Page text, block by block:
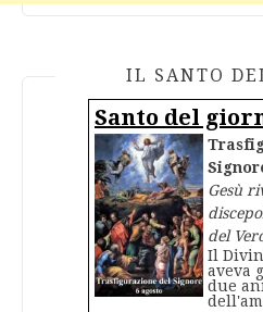
IL SANTO
Santo del
Gesù
del
Il Divin
aveva
due